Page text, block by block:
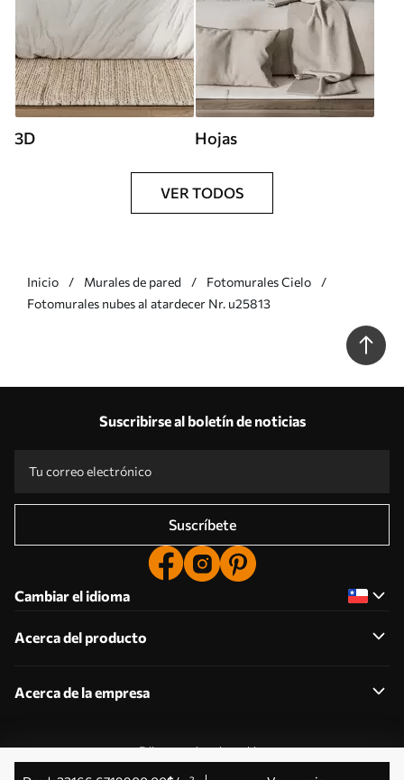
3D Hojas
VER TODOS
Inicio Murales de pared
Fotomurales Cielo
Fotomurales nubes al atardecer Nr. u25813
Suscribirse al boletín de noticias
Suscríbete
Cambiar el idioma
Acerca del producto
Acerca de la empresa
Editar permisos de cookies
© 2011-2026 Uwalls . Todos los derechos reservados.